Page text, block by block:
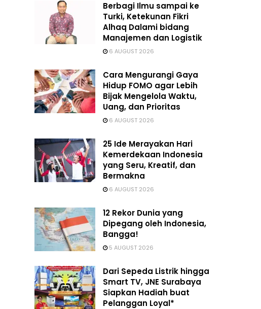
Berbagi Ilmu sampai ke
Turki, Ketekunan Fikri
Alhaq Dalami bidang
Manajemen dan Logistik
6 AUGUST 2026
Cara Mengurangi Gaya
Hidup FOMO agar Lebih
Bijak Mengelola Waktu,
Uang, dan Prioritas
6 AUGUST 2026
25 Ide Merayakan Hari
Kemerdekaan Indonesia
yang Seru, Kreatif, dan
Bermakna
6 AUGUST 2026
12 Rekor Dunia yang
Dipegang oleh Indonesia,
Bangga!
5 AUGUST 2026
Dari Sepeda Listrik hingga
Smart TV, JNE Surabaya
Siapkan Hadiah buat
Pelanggan Loyal*